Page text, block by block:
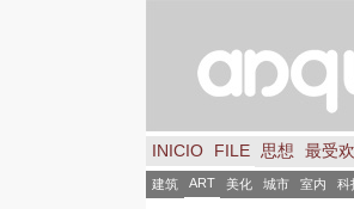
INICIO FILE 思想 最受
建筑 ART 美化 城市 室内 科